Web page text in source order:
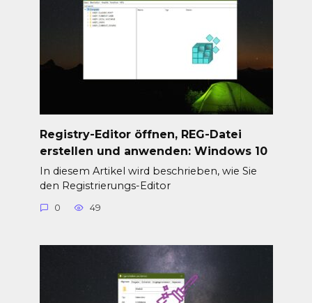
Registry-Editor öffnen, REG-Datei
erstellen und anwenden: Windows 10
In diesem Artikel wird beschrieben, wie Sie
den Registrierungs-Editor
0 49